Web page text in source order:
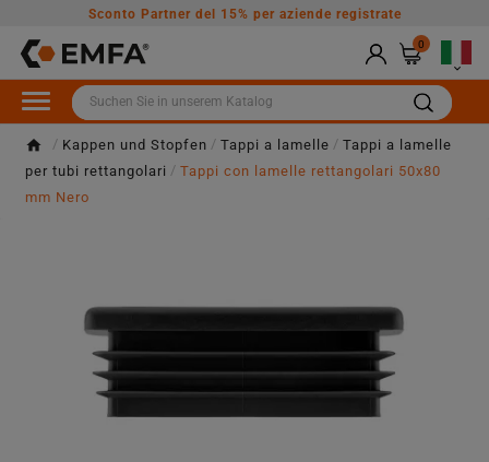
Sconto Partner del 15% per aziende registrate
0

Kappen und Stopfen Tappi a lamelle
Tappi a lamelle
per tubi rettangolari
Tappi con lamelle rettangolari 50x80
mm Nero